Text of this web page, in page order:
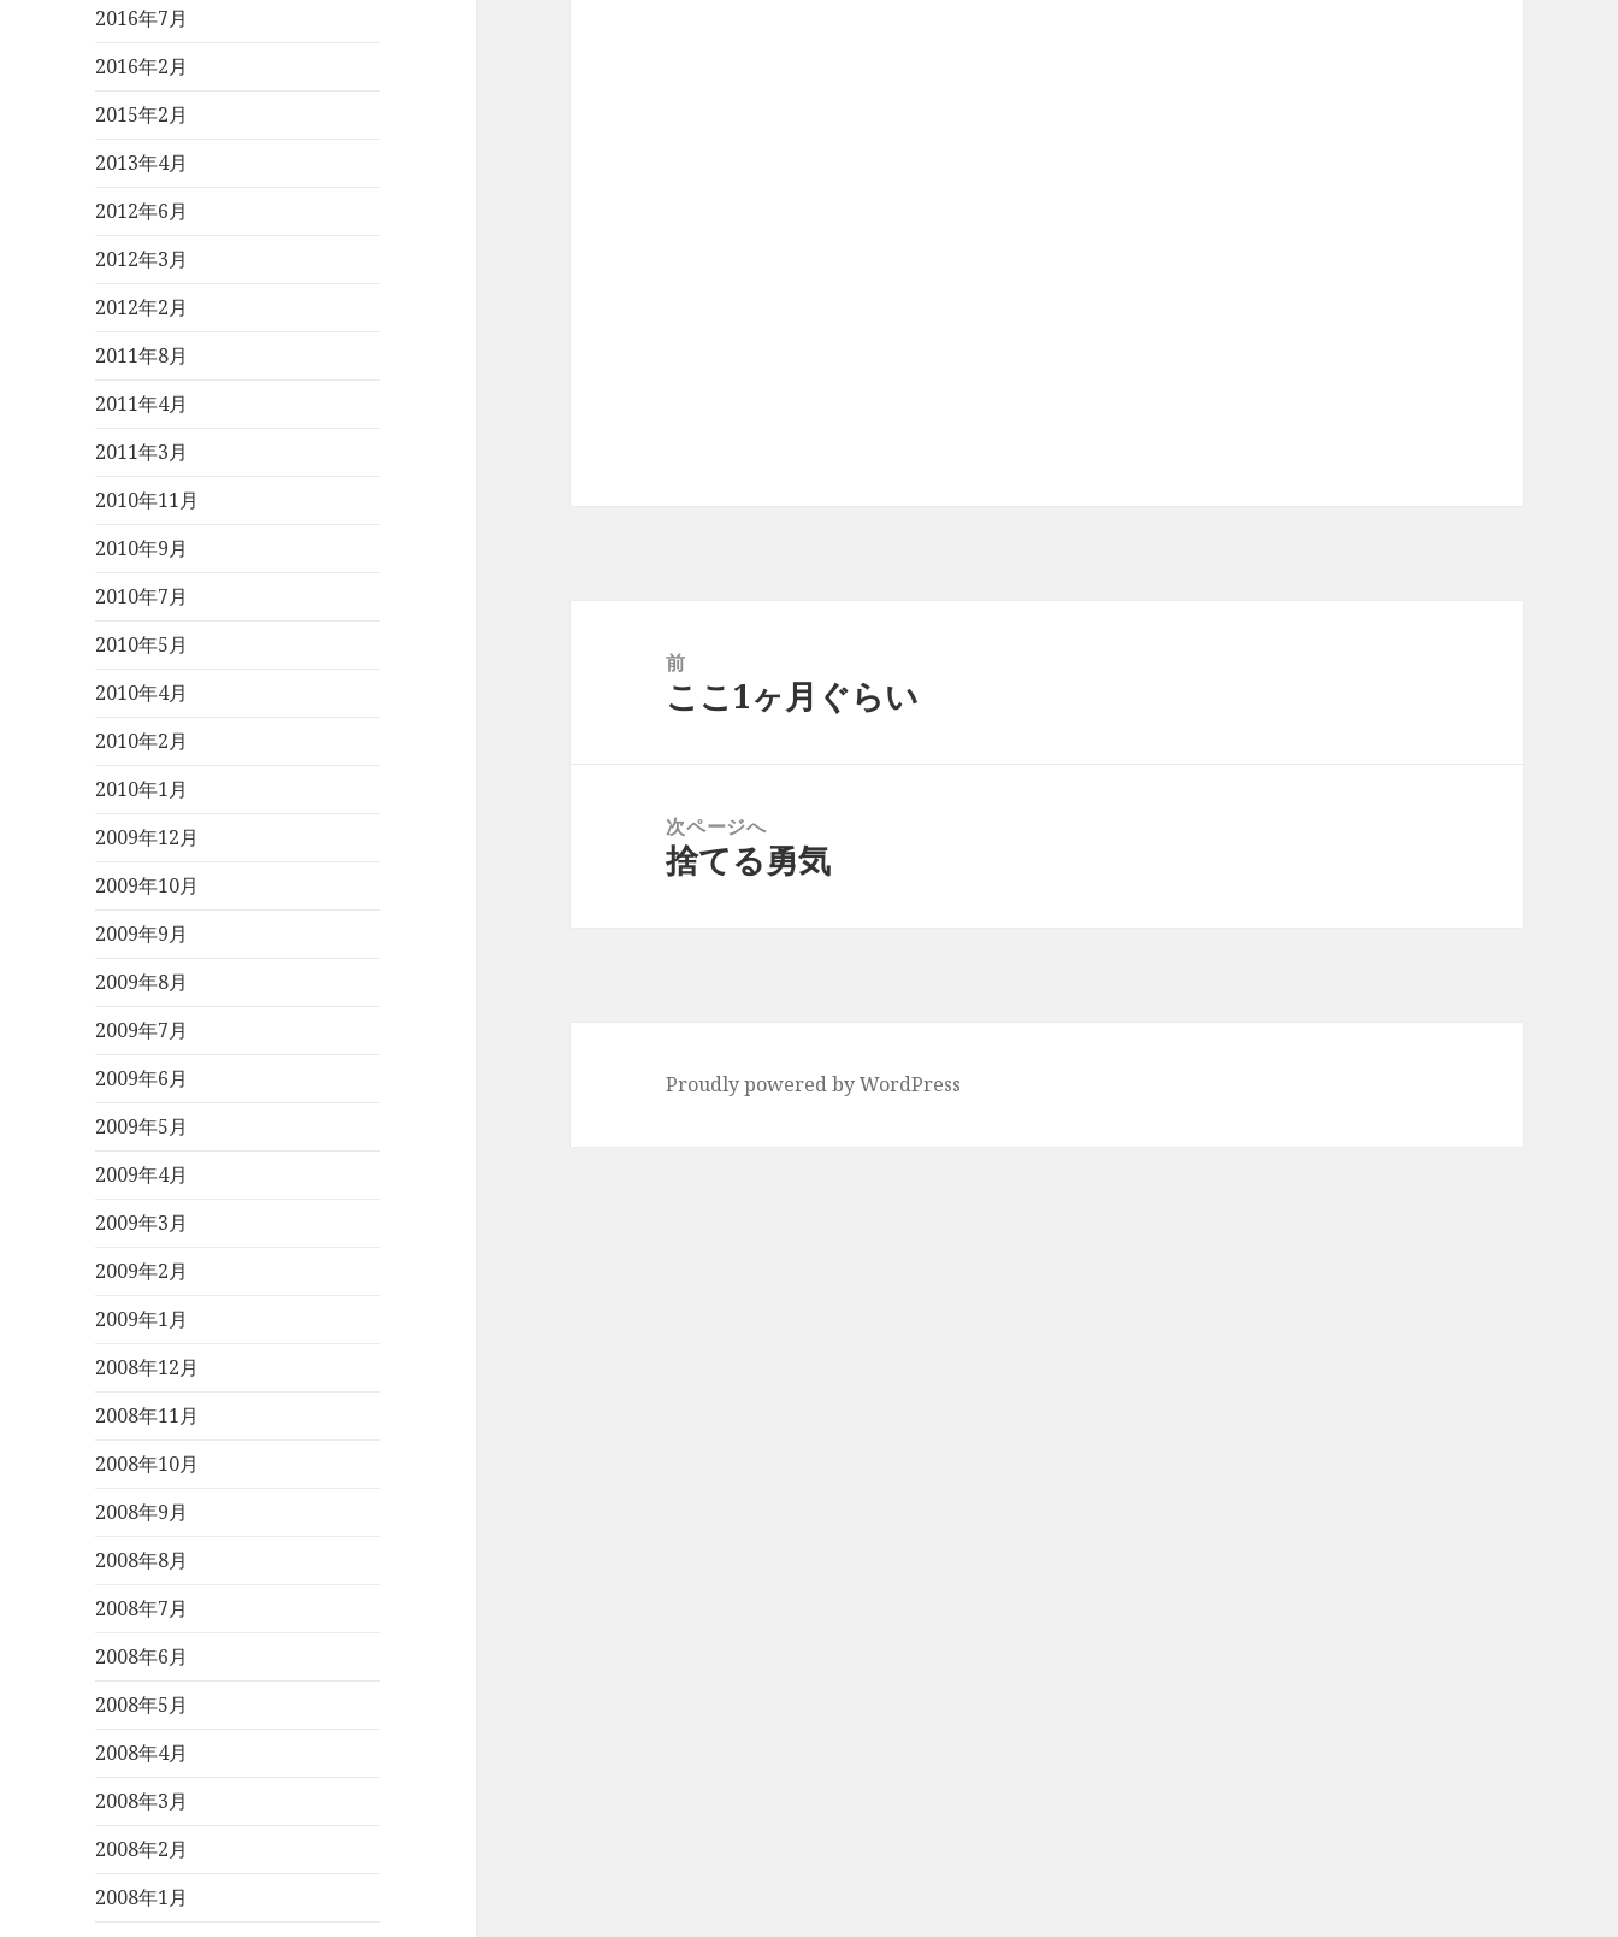
2016年7月
2016年2月
2015年2月
2013年4月
2012年6月
2012年3月
2012年2月
2011年8月
2011年4月
2011年3月
2010年11月
2010年9月
2010年7月
2010年5月
2010年4月
2010年2月
2010年1月
2009年12月
2009年10月
2009年9月
2009年8月
2009年7月
2009年6月
2009年5月
2009年4月
2009年3月
2009年2月
2009年1月
2008年12月
2008年11月
2008年10月
2008年9月
2008年8月
2008年7月
2008年6月
2008年5月
2008年4月
2008年3月
2008年2月
2008年1月
前
前
ここ1ヶ月ぐらい
次ページへ
次
捨てる勇気
Proudly powered by WordPress